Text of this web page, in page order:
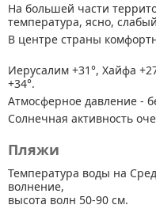
На большей части
температура, ясно,
В центре страны
Иерусалим +31°, Хайфа
+34°.
Атмосферное давление -
Солнечная активность
Пляжи
Температура воды на
волнение,
высота волн 50-90 см.